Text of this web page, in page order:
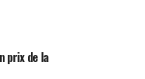
prix de la